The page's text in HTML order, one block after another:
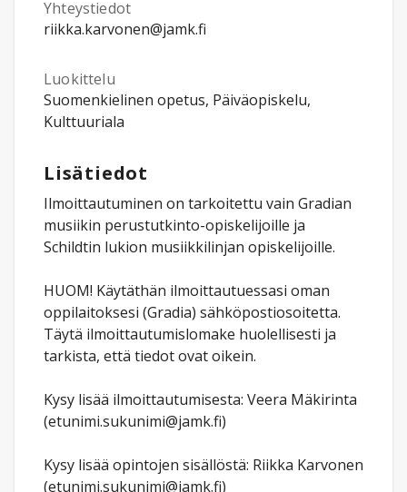
Yhteystiedot
riikka.karvonen@jamk.fi
Luokittelu
Suomenkielinen opetus, Päiväopiskelu,
Kulttuuriala
Lisätiedot
Ilmoittautuminen on tarkoitettu vain Gradian
musiikin perustutkinto-opiskelijoille ja
Schildtin lukion musiikkilinjan opiskelijoille.
HUOM! Käytäthän ilmoittautuessasi oman
oppilaitoksesi (Gradia) sähköpostiosoitetta.
Täytä ilmoittautumislomake huolellisesti ja
tarkista, että tiedot ovat oikein.
Kysy lisää ilmoittautumisesta: Veera Mäkirinta
(etunimi.sukunimi@jamk.fi)
Kysy lisää opintojen sisällöstä: Riikka Karvonen
(etunimi.sukunimi@jamk.fi)